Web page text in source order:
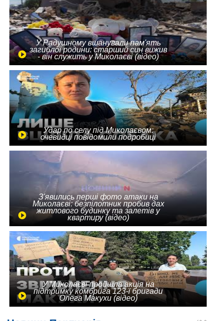
У Радушному вшанували пам'ять
загиблої родини: старший син вижив
- він служить у Миколаєві (відео)
Удар по селу під Миколаєвом:
очевидці повідомили подробиці
З'явились перші фото атаки на
Миколаєві: безпілотник пробив дах
житлового будинку та залетів у
квартиру (відео)
У Миколаєві пройшла акція на
підтримку комбрига 123-ї бригади
Олега Макухи (відео)